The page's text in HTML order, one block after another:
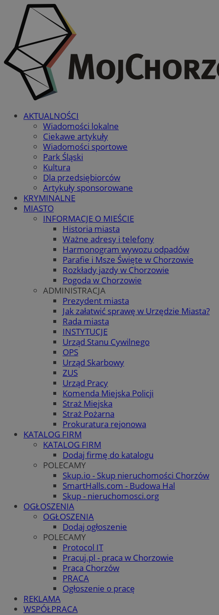
AKTUALNOŚCI
Wiadomości lokalne
Ciekawe artykuły
Wiadomości sportowe
Park Śląski
Kultura
Dla przedsiębiorców
Artykuły sponsorowane
KRYMINALNE
MIASTO
INFORMACJE O MIEŚCIE
Historia miasta
Ważne adresy i telefony
Harmonogram wywozu odpadów
Parafie i Msze Święte w Chorzowie
Rozkłady jazdy w Chorzowie
Pogoda w Chorzowie
ADMINISTRACJA
Prezydent miasta
Jak załatwić sprawę w Urzędzie Miasta?
Rada miasta
INSTYTUCJE
Urząd Stanu Cywilnego
OPS
Urząd Skarbowy
ZUS
Urząd Pracy
Komenda Miejska Policji
Straż Miejska
Straż Pożarna
Prokuratura rejonowa
KATALOG FIRM
KATALOG FIRM
Dodaj firmę do katalogu
POLECAMY
Skup.io - Skup nieruchomości Chorzów
SmartHalls.com - Budowa Hal
Skup - nieruchomosci.org
OGŁOSZENIA
OGŁOSZENIA
Dodaj ogłoszenie
POLECAMY
Protocol IT
Pracuj.pl - praca w Chorzowie
Praca Chorzów
PRACA
Ogłoszenie o pracę
REKLAMA
WSPÓŁPRACA